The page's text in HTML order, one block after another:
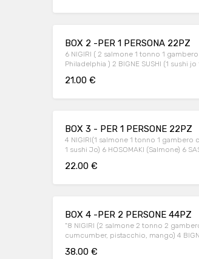
BOX 2 -PER 1 PERSONA 22PZ
6 NIGIRI ( 2 salmone 1 tonno 1
Philadelphia ) 2 BIGNE SUSHI (1 sushi
21.00 €
BOX 3 - PER 1 PERSONE 22PZ
4 NIGIRI(1 salmone 1 tonno 1 gambero
1 sushi Jo) 6 HOSOMAKI (Salmone) 6
22.00 €
BOX 4 -PER 2 PERSONE 44PZ
"8 NIGIRI (2 salmone 2 tonno 2
cumcumber, pistacchio, mango) 4
38.00 €